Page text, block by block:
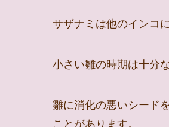
サザナミは他のインコ
小さい雛の時期は十分
雛に消化の悪いシード
ことがあります。